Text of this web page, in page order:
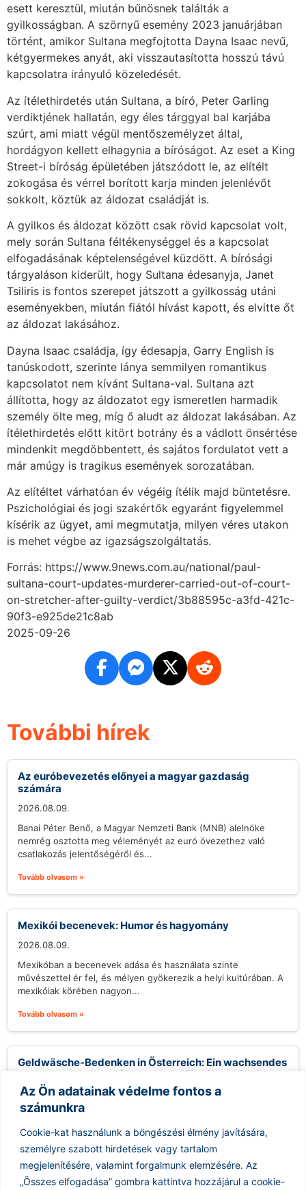
Az Ön adatainak védelme fontos a
számunkra
Cookie-kat használunk a böngészési élmény javítására,
személyre szabott hirdetések vagy tartalom
megjelenítésére, valamint forgalmunk elemzésére. Az
„Összes elfogadása” gombra kattintva hozzájárul a cookie-
esett keresztül, miután bűnösnek találták a
gyilkosságban. A szörnyű esemény 2023 januárjában
történt, amikor Sultana megfojtotta Dayna Isaac nevű,
kétgyermekes anyát, aki visszautasította hosszú távú
kapcsolatra irányuló közeledését.
Az ítélethirdetés után Sultana, a bíró, Peter Garling
verdiktjének hallatán, egy éles tárggyal bal karjába
szúrt, ami miatt végül mentőszemélyzet által,
hordágyon kellett elhagynia a bíróságot. Az eset a King
Street-i bíróság épületében játszódott le, az elítélt
zokogása és vérrel borított karja minden jelenlévőt
sokkolt, köztük az áldozat családját is.
A gyilkos és áldozat között csak rövid kapcsolat volt,
mely során Sultana féltékenységgel és a kapcsolat
elfogadásának képtelenségével küzdött. A bírósági
tárgyaláson kiderült, hogy Sultana édesanyja, Janet
Tsiliris is fontos szerepet játszott a gyilkosság utáni
eseményekben, miután fiától hívást kapott, és elvitte őt
az áldozat lakásához.
Dayna Isaac családja, így édesapja, Garry English is
tanúskodott, szerinte lánya semmilyen romantikus
kapcsolatot nem kívánt Sultana-val. Sultana azt
állította, hogy az áldozatot egy ismeretlen harmadik
személy ölte meg, míg ő aludt az áldozat lakásában. Az
ítélethirdetés előtt kitört botrány és a vádlott önsértése
mindenkit megdöbbentett, és sajátos fordulatot vett a
már amúgy is tragikus események sorozatában.
Az elítéltet várhatóan év végéig ítélik majd büntetésre.
Pszichológiai és jogi szakértők egyaránt figyelemmel
kísérik az ügyet, ami megmutatja, milyen véres utakon
is mehet végbe az igazságszolgáltatás.
Forrás: https://www.9news.com.au/national/paul-
sultana-court-updates-murderer-carried-out-of-court-
on-stretcher-after-guilty-verdict/3b88595c-a3fd-421c-
90f3-e925de21c8ab
2025-09-26
További hírek
Az euróbevezetés előnyei a magyar gazdaság
számára
2026.08.09.
Banai Péter Benő, a Magyar Nemzeti Bank (MNB) alelnöke
nemrég osztotta meg véleményét az euró övezethez való
csatlakozás jelentőségéről és...
Tovább olvasom »
Mexikói becenevek: Humor és hagyomány
2026.08.09.
Mexikóban a becenevek adása és használata szinte
művészettel ér fel, és mélyen gyökerezik a helyi kultúrában. A
mexikóiak körében nagyon...
Tovább olvasom »
Geldwäsche-Bedenken in Österreich: Ein wachsendes
Problem und Herausforderungen für die Justiz
2026.08.09.
Österreich steht möglicherweise vor einem neuen Rekord an
Geldwäsche-Verdachtsmeldungen, mit erwarteten 18.000
Fällen in diesem Jahr. Trotz der alarmierenden Zahlen,...
Tovább olvasom »